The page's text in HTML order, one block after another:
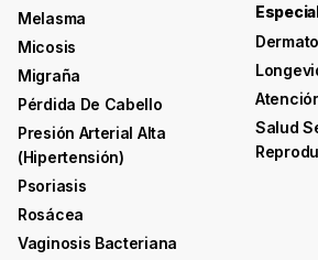
Melasma
Micosis
Migraña
Pérdida De Cabello
Presión Arterial Alta
(hipertensión)
Psoriasis
Rosácea
Vaginosis Bacteriana
Salud